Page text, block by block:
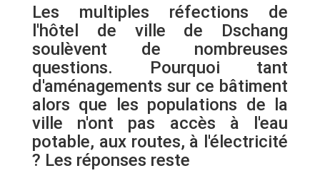
Les multiples réfections de
l'hôtel de ville de Dschang
soulèvent de nombreuses
questions. Pourquoi tant
d'aménagements sur ce bâtiment
alors que les populations de la
ville n'ont pas accès à l'eau
potable, aux routes, à l'électricité
? Les réponses reste